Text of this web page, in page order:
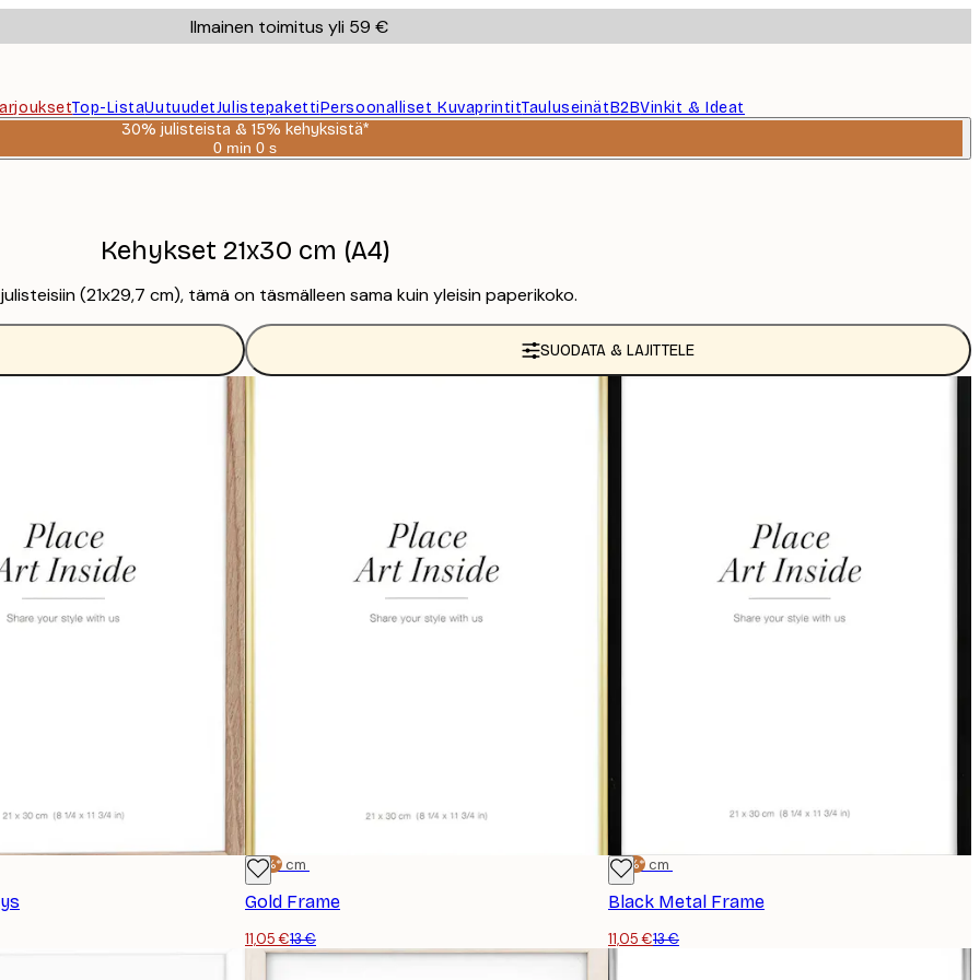
Ilmainen toimitus yli 59 €
Top-ListaUutuudetJulistepakettiPersoonalliset KuvaprintitTauluseinätB2BVinkit & Ideat
30% julisteista & 15% kehyksistä*
0 min 0 s
Voimassa
Kehykset 21x30 cm (A4)
(21x29,7 cm), tämä on täsmälleen sama kuin yleisin paperikoko.
SUODATA & LAJITTELE
-15%*
21x30 cm
Gold Frame
11,05 €13 €
-15%*
21x30 cm
Black Metal Frame
11,05 €13 €